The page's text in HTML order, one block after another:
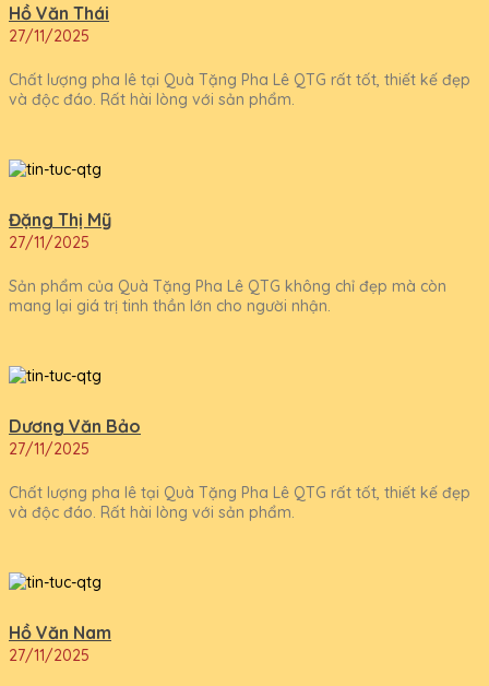
Hồ Văn Thái
27/11/2025
Chất lượng pha lê tại Quà Tặng Pha Lê QTG rất tốt, thiết kế đẹp
và độc đáo. Rất hài lòng với sản phẩm.
Đặng Thị Mỹ
27/11/2025
Sản phẩm của Quà Tặng Pha Lê QTG không chỉ đẹp mà còn
mang lại giá trị tinh thần lớn cho người nhận.
Dương Văn Bảo
27/11/2025
Chất lượng pha lê tại Quà Tặng Pha Lê QTG rất tốt, thiết kế đẹp
và độc đáo. Rất hài lòng với sản phẩm.
Hồ Văn Nam
27/11/2025